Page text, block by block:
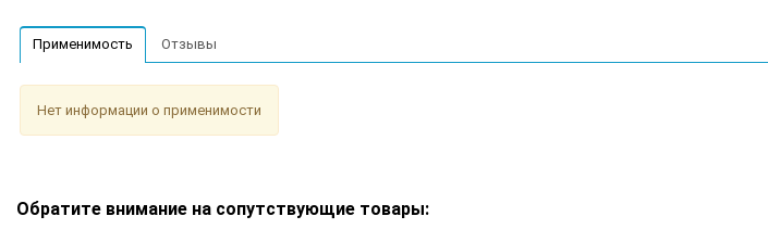
Применимость Отзывы
Нет информации о применимости
Обратите внимание на сопутствующие товары: